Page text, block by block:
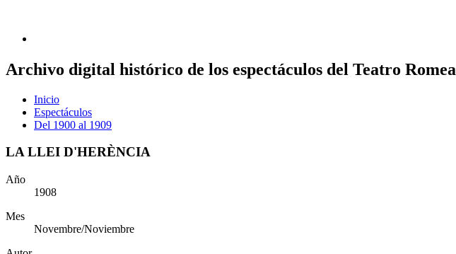
Archivo digital histórico de los espectáculos del Teatro Romea
Inicio
Espectáculos
Del 1900 al 1909
LA LLEI D'HERÈNCIA
Año
1908
Mes
Novembre/Noviembre